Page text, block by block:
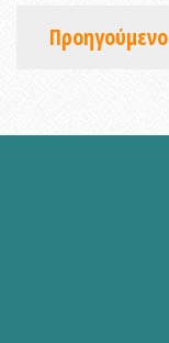
Προηγούμενο